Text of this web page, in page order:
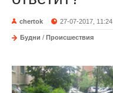
chertok 27-07-2017, 11:24
Будни / Происшествия